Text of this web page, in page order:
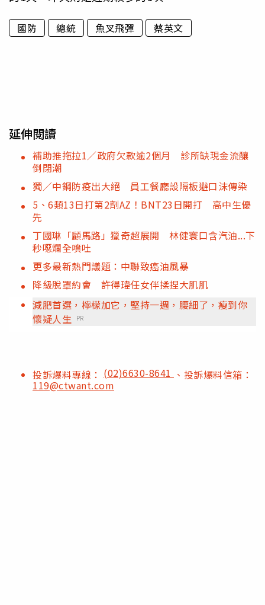
國防 總統 魚叉飛彈 蔡英文
延伸閱讀
補助推拖拉1／政府欠款逾2個月 診所缺現金流釀
倒閉潮
獨／中鋼防疫出大絕 員工餐廳設隔板避口沫傳染
5、6類13日打第2劑AZ！BNT23日開打 高中生優
先
丁國琳「顧馬路」獵奇超展開 林健寰口含汽油...下
秒噁爛全噴吐
更多最新熱門議題：中聯致癌油風暴
降級脫罩約會 許得瑋任女伴揉捏大肌肌
減肥首選，檸檬加它，堅持一週，腰細了，瘦到你
懷疑人生 PR
投訴爆料專線： (02)6630-8641 、投訴爆料信箱：
119@ctwant.com